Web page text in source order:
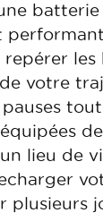
votre
lieu de
plusieurs